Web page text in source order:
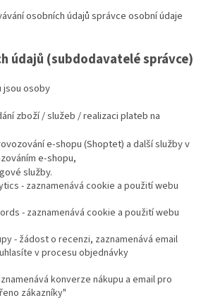
osobních údajů správce osobní údaje
údajů (subdodavatelé správce)
jsou osoby
zboží / služeb / realizaci plateb na
e-shopu (Shoptet) a další služby v
e-shopu,
služby.
- zaznamenává cookie a použití webu
- zaznamenává cookie a použití webu
- žádost o recenzi, zaznamenává email
v procesu objednávky
konverze nákupu a email pro
zákazníky"